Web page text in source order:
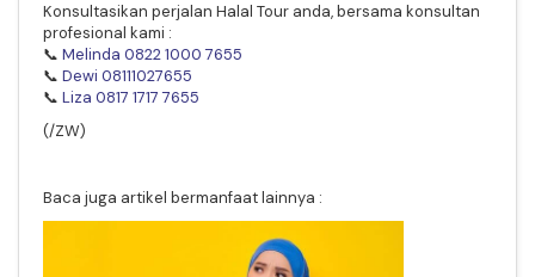
Konsultasikan perjalan Halal Tour anda, bersama konsultan
profesional kami :
📞 Melinda 0822 1000 7655
📞 Dewi 08111027655
📞 Liza 0817 1717 7655
(/ZW)
Baca juga artikel bermanfaat lainnya :